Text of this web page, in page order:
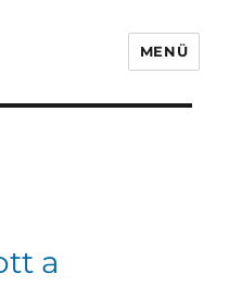
MENÜ
a